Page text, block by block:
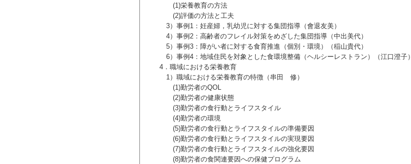
(1)栄養教育の方法
(2)評価の方法と工夫
3）事例1：妊産婦，乳幼児に対する集団指導（會退友美）
4）事例2：高齢者のフレイル対策をめざした集団指導（中出美代）
5）事例3：障がい者に対する食育推進（個別・環境）（稲山貴代）
6）事例4：地域住民を対象とした食環境整備（ヘルシーレストラン）（江口澄子）
4．職域における栄養教育
1）職域における栄養教育の特徴（串田 修）
(1)勤労者のQOL
(2)勤労者の健康状態
(3)勤労者の食行動とライフスタイル
(4)勤労者の環境
(5)勤労者の食行動とライフスタイルの準備要因
(6)勤労者の食行動とライフスタイルの実現要因
(7)勤労者の食行動とライフスタイルの強化要因
(8)勤労者の食関連要因への保健プログラム